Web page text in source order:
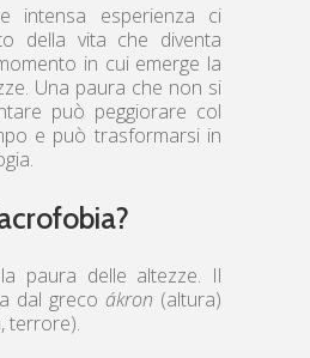
intensa esperienza ci
della vita che diventa
in cui emerge la
Una paura che non si
può peggiorare col
e può trasformarsi in
paura delle altezze. Il
dal greco ákron (altura)
terrore).